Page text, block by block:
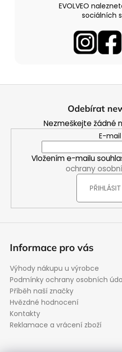
EVOLVEO
sociálních
Odebírat
Nezmeškejte žádné
E-mail
Vložením e-mailu
ochrany
PŘIHLÁSIT
Informace pro vás
Výhody nákupu u výrobce
Podmínky ochrany osobních
Příběh naší značky
Hvězdné hodnocení
Kontakty
Reklamace a vrácení zboží